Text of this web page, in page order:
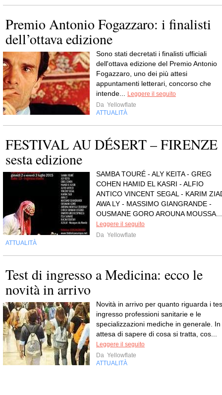
Premio Antonio Fogazzaro: i finalisti
dell’ottava edizione
Sono stati decretati i finalisti ufficiali
dell'ottava edizione del Premio Antonio
Fogazzaro, uno dei più attesi
appuntamenti letterari, concorso che
intende...
Leggere il seguito
Da Yellowflate
ATTUALITÀ
FESTIVAL AU DÉSERT – FIRENZE
sesta edizione
SAMBA TOURÉ - ALY KEITA - GREG
COHEN HAMID EL KASRI - ALFIO
ANTICO VINCENT SEGAL - KARIM
AWA LY - MASSIMO GIANGRANDE -
OUSMANE GORO AROUNA MOUSSA...
Leggere il seguito
Da Yellowflate
ATTUALITÀ
Test di ingresso a Medicina: ecco le
novità in arrivo
Novità in arrivo per quanto riguarda i
ingresso professioni sanitarie e le
specializzazioni mediche in generale. In
attesa di sapere di cosa si tratta, cos...
Leggere il seguito
Da Yellowflate
ATTUALITÀ